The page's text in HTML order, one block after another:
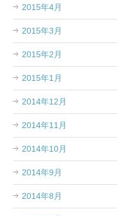
2015年4月
2015年3月
2015年2月
2015年1月
2014年12月
2014年11月
2014年10月
2014年9月
2014年8月